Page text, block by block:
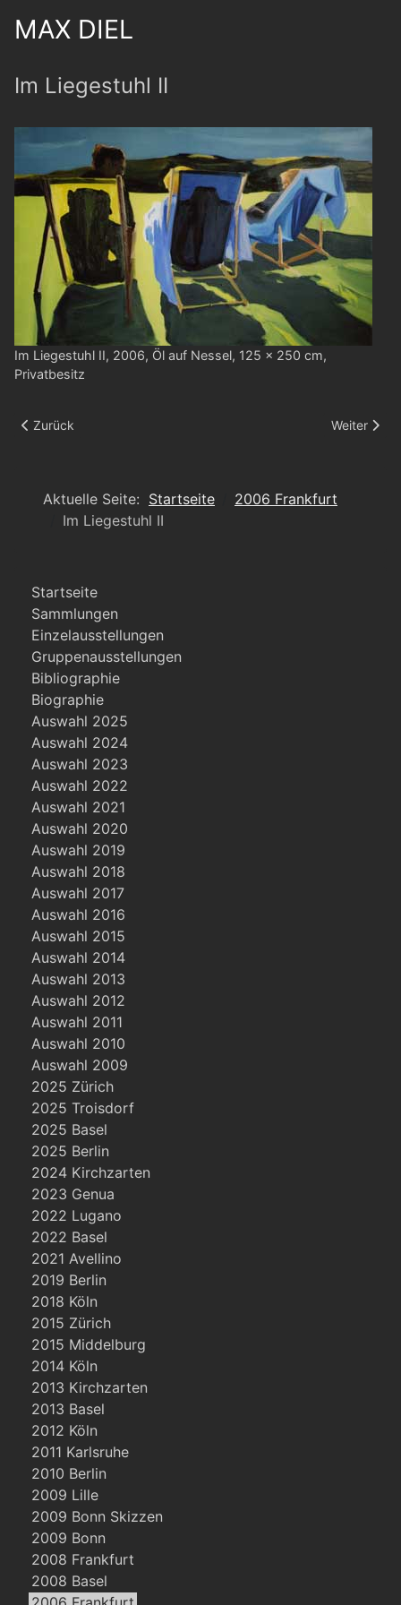
MAX DIEL
Im Liegestuhl II
Im Liegestuhl II, 2006, Öl auf Nessel, 125 x 250 cm,
Privatbesitz
Vorheriger Beitrag: Liegestuhl I
Zurück Nächster
Weiter
Aktuelle Seite: Startseite
2006 Frankfurt
Im Liegestuhl II
Startseite
Sammlungen
Einzelausstellungen
Gruppenausstellungen
Bibliographie
Biographie
Auswahl 2025
Auswahl 2024
Auswahl 2023
Auswahl 2022
Auswahl 2021
Auswahl 2020
Auswahl 2019
Auswahl 2018
Auswahl 2017
Auswahl 2016
Auswahl 2015
Auswahl 2014
Auswahl 2013
Auswahl 2012
Auswahl 2011
Auswahl 2010
Auswahl 2009
2025 Zürich
2025 Troisdorf
2025 Basel
2025 Berlin
2024 Kirchzarten
2023 Genua
2022 Lugano
2022 Basel
2021 Avellino
2019 Berlin
2018 Köln
2015 Zürich
2015 Middelburg
2014 Köln
2013 Kirchzarten
2013 Basel
2012 Köln
2011 Karlsruhe
2010 Berlin
2009 Lille
2009 Bonn Skizzen
2009 Bonn
2008 Frankfurt
2008 Basel